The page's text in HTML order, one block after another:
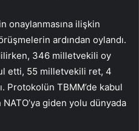
onaylanmasına ilişkin
ardından oylandı.
346 milletvekili oy
etti, 55 milletvekili ret, 4
Protokolün TBMM’de kabul
giden yolu dünyada